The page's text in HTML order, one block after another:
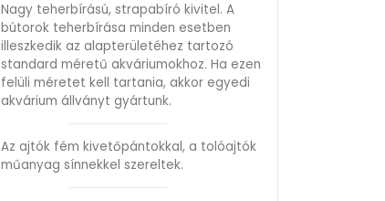
Nagy teherbírású, strapabíró kivitel. A
bútorok teherbírása minden esetben
illeszkedik az alapterületéhez tartozó
standard méretű akváriumokhoz. Ha ezen
felüli méretet kell tartania, akkor egyedi
akvárium állványt gyártunk.
Az ajtók fém kivetőpántokkal, a tolóajtók
műanyag sínnekkel szereltek.